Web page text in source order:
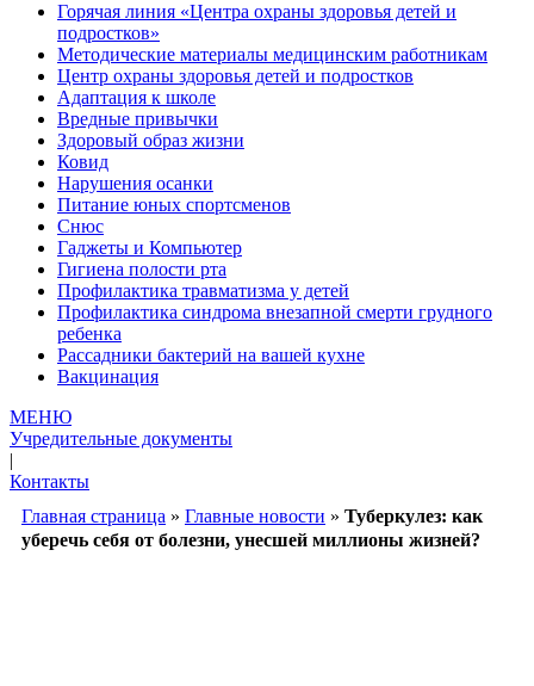
Горячая линия «Центра охраны здоровья детей и
подростков»
Методические материалы медицинским работникам
Центр охраны здоровья детей и подростков
Адаптация к школе
Вредные привычки
Здоровый образ жизни
Ковид
Нарушения осанки
Питание юных спортсменов
Снюс
Гаджеты и Компьютер
Гигиена полости рта
Профилактика травматизма у детей
Профилактика синдрома внезапной смерти грудного
ребенка
Рассадники бактерий на вашей кухне
Вакцинация
МЕНЮ
Учредительные документы
|
Контакты
Главная страница » Главные новости » Туберкулез: как
уберечь себя от болезни, унесшей миллионы жизней?